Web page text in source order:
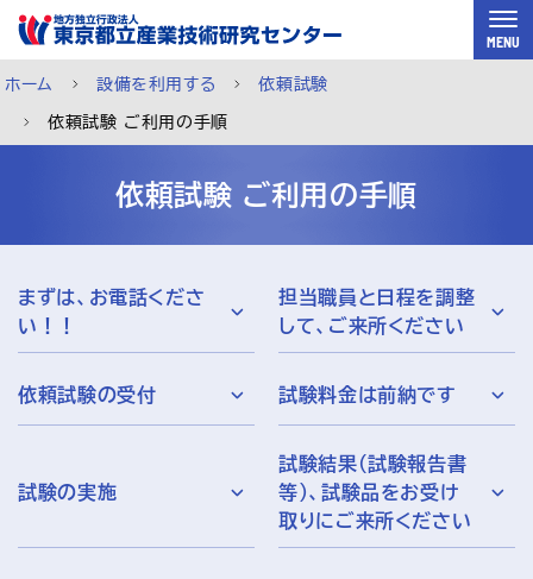
スキップして本文へ
MENU
ご利用案内 メルマガ登録
アクセス お問い合わせ
ホーム 設備を利用する 依頼試験
依頼試験 ご利用の手順
依頼試験 ご利用の手順
まずは、お電話くださ
い！！
担当職員と日程を調整
して、ご来所ください
依頼試験の受付 試験料金は前納です
試験の実施
試験結果（試験報告書
等）、試験品をお受け
取りにご来所ください